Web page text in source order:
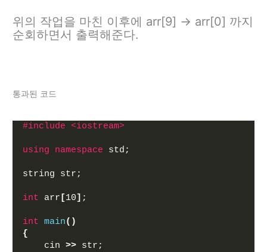
위의 작업을 마친 이후에 arr[9] -> arr[0] 까지
순회하면서 출력해준다.
통과된 코드
#include <iostream>
using namespace std;
string str;
int arr [10] ;
int main()
{
    cin
>> str;